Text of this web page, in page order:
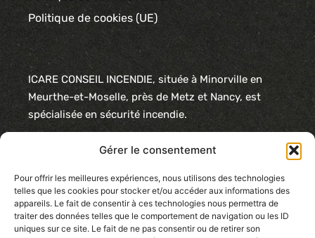
Gérer le consentement
Pour offrir les meilleures expériences, nous utilisons des technologies
telles que les cookies pour stocker et/ou accéder aux informations des
appareils. Le fait de consentir à ces technologies nous permettra de
traiter des données telles que le comportement de navigation ou les ID
uniques sur ce site. Le fait de ne pas consentir ou de retirer son
Politique de cookies (UE)
ICARE CONSEIL INCENDIE, située à Minorville en
Meurthe-et-Moselle, près de Metz et Nancy, est
spécialisée en sécurité incendie.
détection/alarme, désenfumage et systèmes
hydrauliques.
Nos services incluent également l’audit et la veille